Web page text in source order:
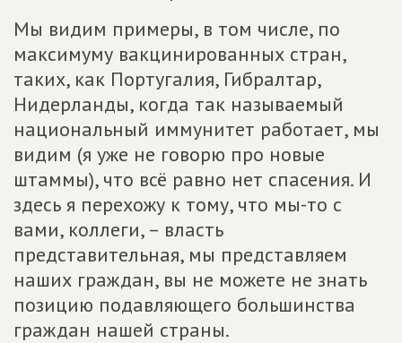
Мы видим примеры, в том числе, по
максимуму вакцинированных стран,
таких, как Португалия, Гибралтар,
Нидерланды, когда так называемый
национальный иммунитет работает, мы
видим (я уже не говорю про новые
штаммы), что всё равно нет спасения. И
здесь я перехожу к тому, что мы-то с
вами, коллеги, – власть
представительная, мы представляем
наших граждан, вы не можете не знать
позицию подавляющего большинства
граждан нашей страны.